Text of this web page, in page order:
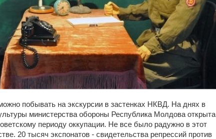
побывать на экскурсии в застенках НКВД. На днях в
министерства обороны Республика Молдова открыта
периоду оккупации. Не все было радужно в этот
20 тысяч экспонатов - свидетельства репрессий против